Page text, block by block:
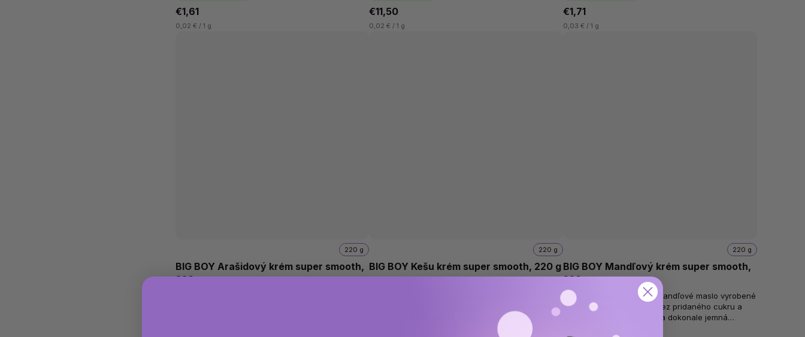
€1,61
0,02 € / 1 g
€11,50
0,02 € / 1 g
€1,71
0,03 € / 1 g
BIG BOY Arašidový krém super smooth,
220 g
220 g
BIG BOY Kešu krém super smooth, 220 g
220 g
lahodnej nasladlej chuti kešu orechov. Bohatý na
bielkoviny, nenasýtené mastné kyseliny, minerály a
vitamíny. Dokonale čisté zloženie...
BIG BOY Mandľový krém super smooth,
220 g
(3 ks)
220 g
Extra krémové a výživné mandľové maslo vyrobené
z blanšírovaných mandlí bez pridaného cukru a
soli. Nič viac, nič menej. Iba dokonale jemná